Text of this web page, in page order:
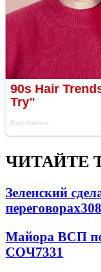
ЧИТАЙТЕ
Зеленский
переговорах
Майора ВСП
СОЧ7331